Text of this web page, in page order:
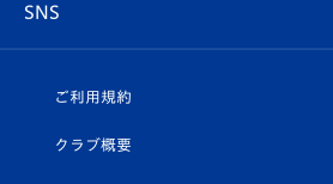
ホームタウン
U-18
SNS
ヴィヴィくんインスタグラム
ご利用規約
クラブ概要